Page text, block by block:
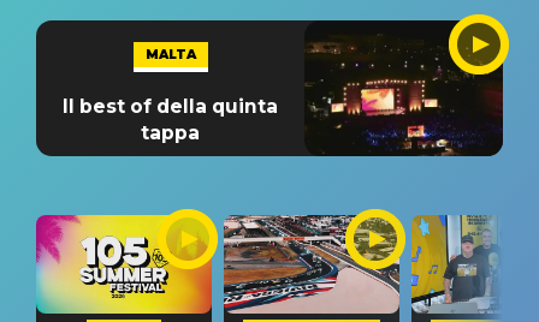
MALTA
Il best of della quinta
tappa